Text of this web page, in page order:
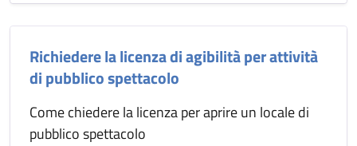
Richiedere la licenza di agibilità per attività
di pubblico spettacolo
Come chiedere la licenza per aprire un locale di
pubblico spettacolo